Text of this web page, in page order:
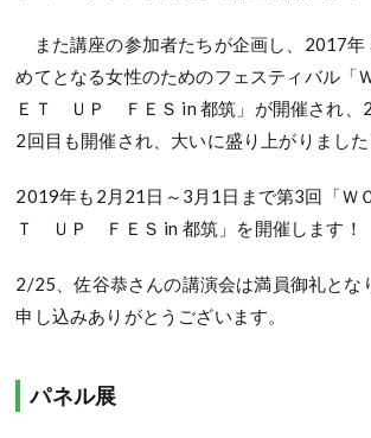
また講座の参加者たちが企画し、2017年
めてとなる女性のためのフェスティバル「
ＥＴ ＵＰ ＦＥＳ in 都筑」が開催され、
2回目も開催され、大いに盛り上がりました
2019年も2月21日～3月1日まで第3回「Ｗ
Ｔ ＵＰ ＦＥＳ in 都筑」を開催します！
2/25、佐谷恭さんの講演会は満員御礼とな
申し込みありがとうございます。
パネル展